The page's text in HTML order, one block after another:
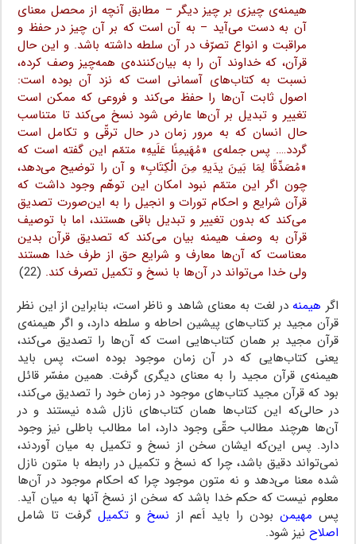
هیمنه‌ی چیزی بر چیز دیگر – مطابق آنچه از محصل معنای
آن به دست می‌آید – به آن است که بر آن چیز در حفظ و
مراقبت و انواع تصرّف در آن سلطه داشته باشد. و این حال
قرآن، که خداوند آن را به بیان‌کننده‌ی همه‌چیز وصف کرده،
نسبت به کتاب‌های آسمانی است که نزد آن بوده است:
اصول ثابت آن‌ها را حفظ می‌کند و فروعی که ممکن است
تغییر و تبدیل بر آن‌ها عارض شود نسخ می‌کند تا متناسب
حال انسان که به مرور زمان در حال ترقّی و تکامل است
گردد…. پس جمله‌ی «مُهَیمِنًا عَلَیهِ» متمّم این گفته است که
«مُصَدِّقًا لِمَا بَینَ یدَیهِ مِنَ الْکِتَابِ» و آن را توضیح می‌دهد،
چون اگر این متمّم نبود امکان این توهّم وجود داشت که
قرآن شرایع و احکام تورات و انجیل را به این‌صورت تصدیق
می‌کند که بدون تغییر و تبدیل باقی هستند، اما با توصیف
قرآن به وصف هیمنه بیان می‌کند که تصدیق قرآن بدین
معناست که آن‌ها معارف و شرایع حق از طرف خدا هستند
ولی خدا می‌تواند در آن‌ها با نسخ و تکمیل تصرف کند. (22)
اگر هیمنهدر لغت به معنای شاهد و ناظر است، بنابراین از این نظر
قرآن مجید بر کتاب‌های پیشین احاطه و سلطه دارد، و اگر هیمنه‌ی
قرآن مجید بر همان کتاب‌هایی است که آن‌ها را تصدیق می‌کند،
یعنی کتاب‌هایی که در آن زمان موجود بوده است، پس باید
هیمنه‌ی قرآن مجید را به معنای دیگری گرفت. همین مفسّر قائل
بود که قرآن مجید کتاب‌های موجود در زمان خود را تصدیق می‌کند،
در حالی‌که این کتاب‌ها همان کتاب‌های نازل شده نیستند و در
آن‌ها هرچند مطالب حقّی وجود دارد، اما مطالب باطلی نیز وجود
دارد. پس این‌که ایشان سخن از نسخ و تکمیل به میان آوردند،
نمی‌تواند دقیق باشد، چرا که نسخ و تکمیل در رابطه با متون نازل
شده معنا می‌دهد و نه متون موجود چرا که احکام موجود در آن‌ها
معلوم نیست که حکم خدا باشد که سخن از نسخ آنها به میان آید.
پس مهیمن بودن را باید اَعم از نسخو تکمیلگرفت تا شامل
اصلاح نیز شود.